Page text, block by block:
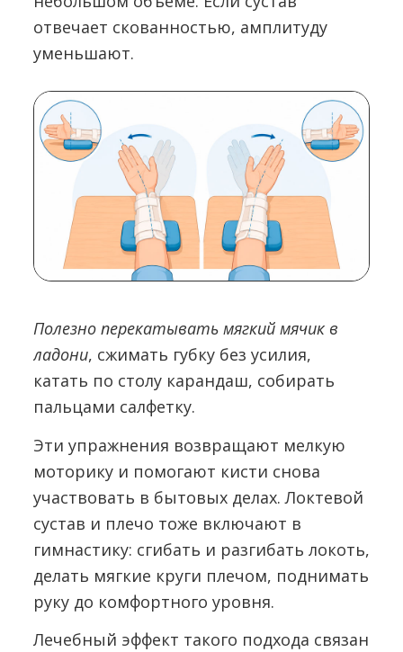
отвечает скованностью, амплитуду
уменьшают.
Полезно перекатывать мягкий мячик в
ладони, сжимать губку без усилия,
катать по столу карандаш, собирать
пальцами салфетку.
Эти упражнения возвращают мелкую
моторику и помогают кисти снова
участвовать в бытовых делах. Локтевой
сустав и плечо тоже включают в
гимнастику: сгибать и разгибать локоть,
делать мягкие круги плечом, поднимать
руку до комфортного уровня.
Лечебный эффект такого подхода связан